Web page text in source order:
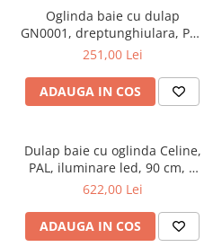
Oglinda baie cu dulap
GN0001, dreptunghiulara, PAL
Lucios, iluminare led, 2
251,00 Lei
ADAUGA IN COS
Dulap baie cu oglinda Celine,
PAL, iluminare led, 90 cm, 3
usi, 3 rafturi, soft close, alb
622,00 Lei
ADAUGA IN COS